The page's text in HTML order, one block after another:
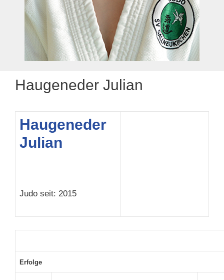
Haugeneder Julian
Haugeneder
Julian
Judo seit: 2015
Erfolge